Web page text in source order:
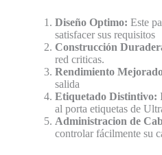
Diseño Optimo: Este
satisfacer sus requisitos
Construcción
red criticas.
Rendimiento
salida
Etiquetado Distintivo:
al porta etiquetas de
Administracion de
controlar fácilmente su